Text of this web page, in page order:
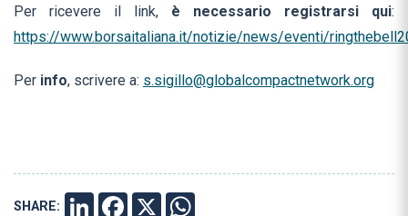
Per ricevere il link, è necessario registrarsi qui:
https://www.borsaitaliana.it/notizie/news/eventi/
Per info, scrivere a: s.sigillo@globalcompactnetwork.org
SHARE: LINKEDINFACEBOOK
X